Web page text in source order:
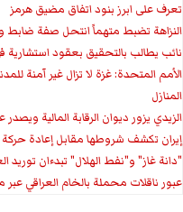
تعرف على ابرز بنود اتفاق مضيق هرمز
النزاهة تضبط متهماً انتحل صفة
نائب يطالب بالتحقيق بعقود استشارية في مصفى
الأمم المتحدة: غزة لا تزال غير آمنة
المنازل
الزيدي يزور ديوان الرقابة المالية
إيران تكشف شروطها مقابل إعادة
"دانة غاز" و"نفط الهلال" تبدءان
عبور ناقلات محملة بالخام العراقي